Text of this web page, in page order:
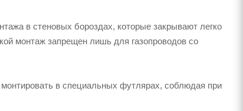
в стеновых бороздах, которые закрывают легко
монтаж запрещен лишь для газопроводов со
в специальных футлярах, соблюдая при